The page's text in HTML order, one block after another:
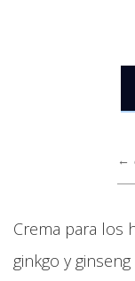
←
Crema para los
ginkgo y